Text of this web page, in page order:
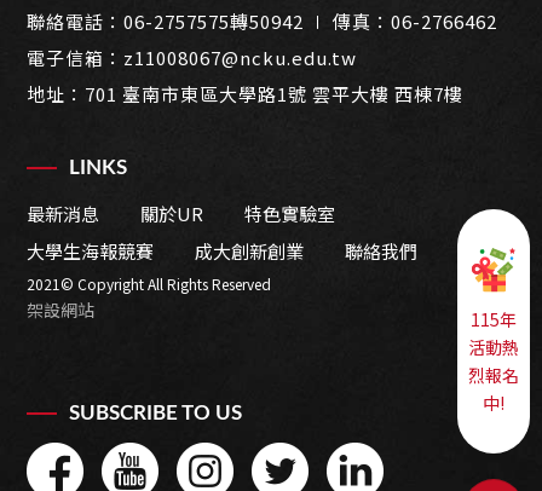
聯絡電話：06-2757575轉50942
∣ 傳真：06-2766462
電子信箱： z11008067@ncku.edu.tw
地址： 701 臺南市東區大學路1號 雲平大樓 西棟7樓
LINKS
最新消息 關於UR
特色實驗室
大學生海報競賽
成大創新創業 聯絡我們
2021© Copyright All Rights Reserved
架設網站
SUBSCRIBE TO US
115年
活動熱
烈報名
中!